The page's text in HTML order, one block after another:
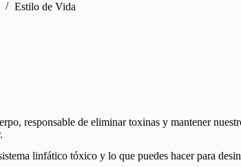
Estilo de Vida
responsable de eliminar toxinas y mantener
linfático tóxico y lo que puedes hacer para